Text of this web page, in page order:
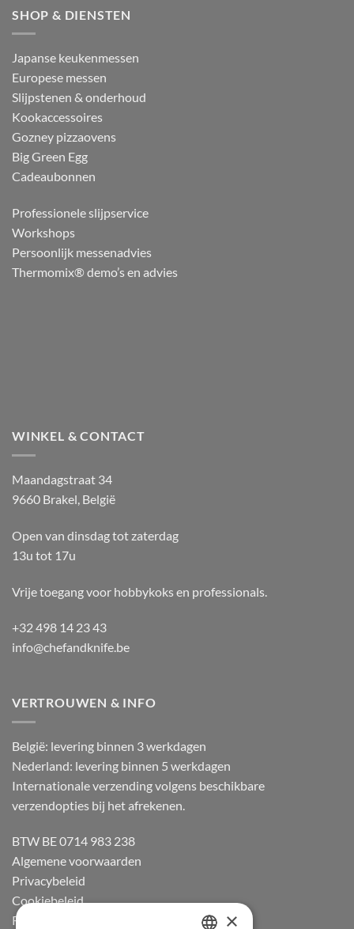
SHOP & DIENSTEN
Japanse keukenmessen
Europese messen
Slijpstenen & onderhoud
Kookaccessoires
Gozney pizzaovens
Big Green Egg
Cadeaubonnen
Professionele slijpservice
Workshops
Persoonlijk messenadvies
Thermomix® demo’s en advies
WINKEL & CONTACT
Maandagstraat 34
9660 Brakel, België
Open van dinsdag tot zaterdag
13u tot 17u
Vrije toegang voor hobbykoks en professionals.
+32 498 14 23 43
info@chefandknife.be
VERTROUWEN & INFO
België: levering binnen 3 werkdagen
Nederland: levering binnen 5 werkdagen
Internationale verzending volgens beschikbare
verzendopties bij het afrekenen.
BTW BE 0714 983 238
Algemene voorwaarden
Privacybeleid
Cookiebeleid
Retourneren
×